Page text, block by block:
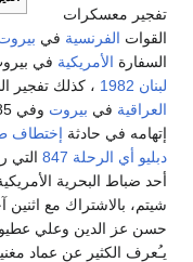
تفجير معسكرات
القوات الفرنسية في
السفارة الأمريكية في
لبنان 1982
، كذلك تفجير
العراقية في بيروت
إتهامه في حادثة إختطاف
دبليو أي الرحلة 847
التي
أحد ضباط البحرية
شيتم، بالاشتراك مع اثنين
حسن عز الدين وعلي
يـُعرف الكثير عن عماد